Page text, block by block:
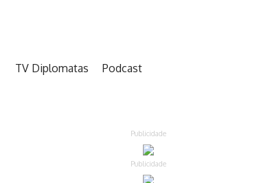
TV Diplomatas Podcast
Publicidade
Publicidade